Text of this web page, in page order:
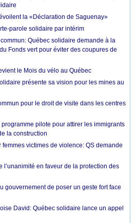
la «Déclaration de Saguenay»
parole solidaire par intérim
Québec solidaire demande à la
Fonds vert pour éviter des coupures de
le Mois du vélo au Québec
présente sa vision pour les mines au
pour le droit de visite dans les centres
pilote pour attirer les immigrants
la construction
femmes victimes de violence: QS demande
l’unanimité en faveur de la protection des
gouvernement de poser un geste fort face
David: Québec solidaire lance un appel